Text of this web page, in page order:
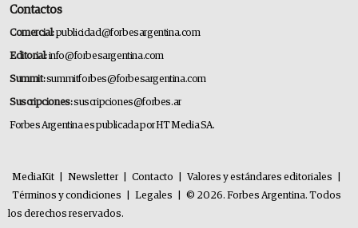
Contactos
Comercial:publicidad@forbesargentina.com
Editorial:info@forbesargentina.com
Summit:summitforbes@forbesargentina.com
Suscripciones:suscripciones@forbes.ar
Forbes Argentina es publicada por HT Media SA.
MediaKit Newsletter Contacto Valores y estándares editoriales
Términos y condiciones
Legales
© 2026. Forbes Argentina. Todos
los derechos reservados.